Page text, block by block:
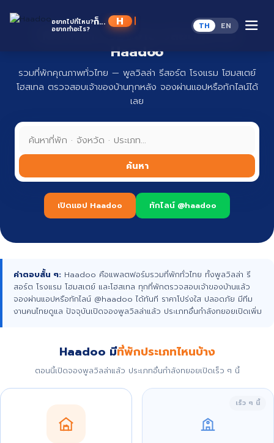
อยากไปที่ไหน?
อยากทำอะไร?
ก็... Haad TH EN
ที่พักทั่วไทย จองง่าย ปลอดภัย กับ
Haadoo
รวมที่พักคุณภาพทั่วไทย — พูลวิลล่า รีสอร์ต โรงแรม โฮมสเตย์
โฮสเทล ตรวจสอบเจ้าของบ้านทุกหลัง จองผ่านแอปหรือทักไลน์ได้
เลย
ค้นหา
เปิดแอป Haadoo ทักไลน์ @haadoo
คำตอบสั้น ๆ: Haadoo คือแพลตฟอร์มรวมที่พักทั่วไทย ทั้งพูลวิลล่า รี
สอร์ต โรงแรม โฮมสเตย์ และโฮสเทล ทุกที่พักตรวจสอบเจ้าของบ้านแล้ว
จองผ่านแอปหรือทักไลน์ @haadoo ได้ทันที ราคาโปร่งใส ปลอดภัย มีทีม
งานคนไทยดูแล ปัจจุบันเปิดจองพูลวิลล่าแล้ว ประเภทอื่นกำลังทยอยเปิดเพิ่ม
Haadoo มีที่พักประเภทไหนบ้าง
ตอนนี้เปิดจองพูลวิลล่าแล้ว ประเภทอื่นกำลังทยอยเปิดเร็ว ๆ นี้
เร็ว ๆ นี้